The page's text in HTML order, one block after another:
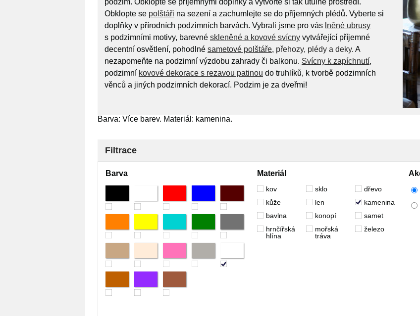
podzim. Obklopte se příjemnými doplňky a vytvořte si tak útulné prostředí.
Obklopte se polštáři na sezení a zachumlejte se do příjemných plédů. Vyberte si
doplňky v přírodních podzimních barvách. Vybrali jsme pro vás lněné ubrusy
s podzimními motivy, barevné skleněné a kovové svícny vytvářející příjemné
decentní osvětlení, pohodlné sametové polštáře, přehozy, plédy a deky. A
nezapomeňte na podzimní výzdobu zahrady či balkonu. Svícny k zapíchnutí,
podzimní kovové dekorace s rezavou patinou do truhlíků, k tvorbě podzimních
věnců a jiných podzimních dekorací. Podzim je za dveřmi!
Barva: Více barev. Materiál: kamenina.
Filtrace
Barva Materiál
kov sklo
dřevo
kůže
len
kamenina
bavlna
konopí
samet
hrnčířská
hlína
mořská
tráva
železo